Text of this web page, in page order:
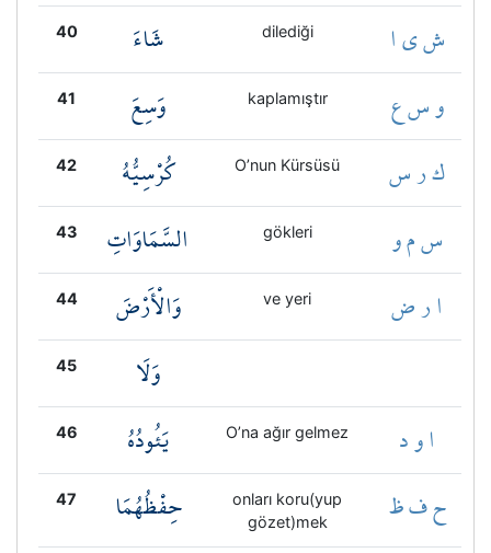
40 شَاءَ dilediği ش ي ا
41 وَسِعَ kaplamıştır و س ع
42 كُرْسِيُّهُ O’nun Kürsüsü ك ر س
43 السَّمَاوَاتِ gökleri س م و
44 وَالْأَرْضَ ve yeri ا ر ض
45 وَلَا
46 يَئُودُهُ O’na ağır gelmez ا و د
47 حِفْظُهُمَا
onları koru(yup
gözet)mek
ح ف ظ